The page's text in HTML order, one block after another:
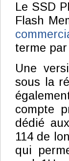
Le SSD
Flash
terme
Une
sous la
compte
dédié
114 de
qui